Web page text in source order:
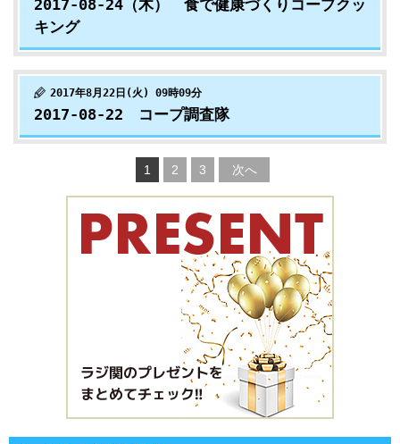
2017-08-24（木） 食で健康づくりコープクッ
キング
2017年8月22日(火) 09時09分
2017-08-22 コープ調査隊
1 2 3 次へ